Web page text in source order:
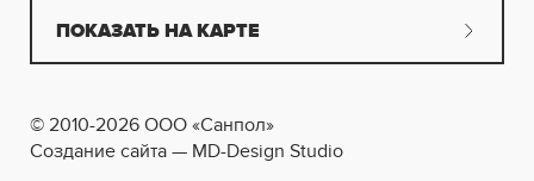
ПОКАЗАТЬ НА КАРТЕ
© 2010-2026 ООО «Санпол»
Создание сайта — MD-Design Studio